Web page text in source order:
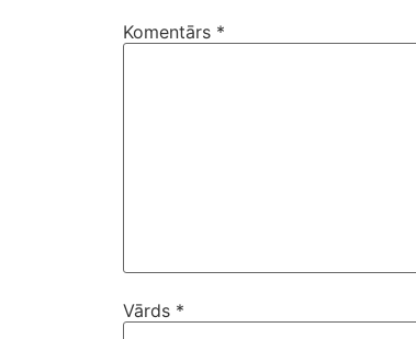
Komentārs *
Vārds *